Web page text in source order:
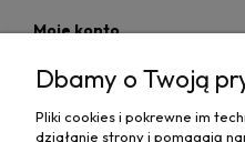
Moje konto
Płatności i dostawa
Informacje
Dbamy o Twoją
Pliki cookies i pokrewne im
działanie strony i pomagają